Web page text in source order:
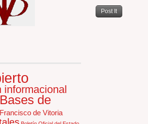
informacional
Bases de
de Vitoria